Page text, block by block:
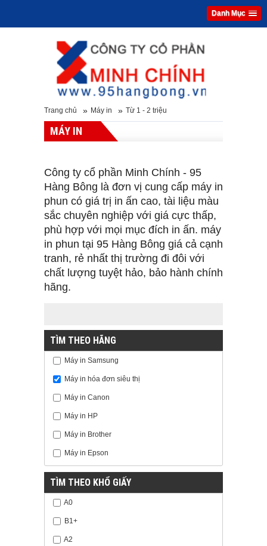
Danh Mục
Trang chủ » Máy in » Từ 1 - 2 triệu
MÁY IN
Công ty cổ phần Minh Chính - 95
Hàng Bông là đơn vị cung cấp máy in
phun có giá trị in ấn cao, tài liệu màu
sắc chuyên nghiệp với giá cực thấp,
phù hợp với mọi mục đích in ấn. máy
in phun tại 95 Hàng Bông giá cả cạnh
tranh, rẻ nhất thị trường đi đôi với
chất lượng tuyệt hảo, bảo hành chính
hãng.
TÌM THEO HÃNG
Máy in Samsung
Máy in hóa đơn siêu thị
Máy in Canon
Máy in HP
Máy in Brother
Máy in Epson
TÌM THEO KHỔ GIẤY
A0
B1+
A2